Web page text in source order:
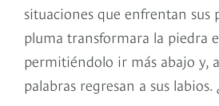
situaciones que enfrentan sus
pluma transformara la piedra
permitiéndolo ir más abajo y,
palabras regresan a sus